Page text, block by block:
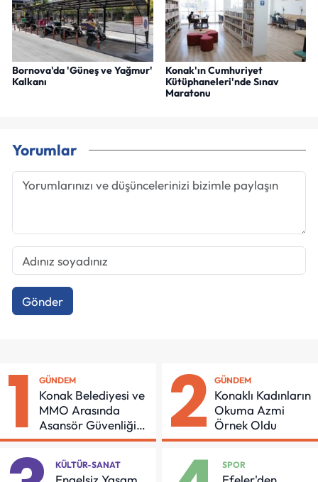
Bornova'da 'Güneş ve Yağmur'
Kalkanı
Konak'ın Cumhuriyet
Kütüphaneleri'nde Sınav
Maratonu
Yorumlar
Gönder
1 GÜNDEM
Konak Belediyesi ve
MMO Arasında
Asansör Güvenliği
İçin Önemli Protokol
2 GÜNDEM
Konaklı Kadınların
Okuma Azmi
Örnek Oldu
KÜLTÜR-SANAT SPOR